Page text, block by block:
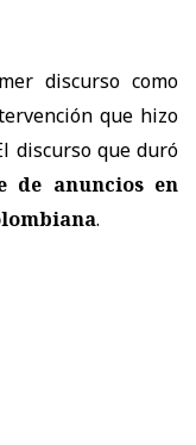
discurso como
que hizo
discurso que duró
de anuncios en
.